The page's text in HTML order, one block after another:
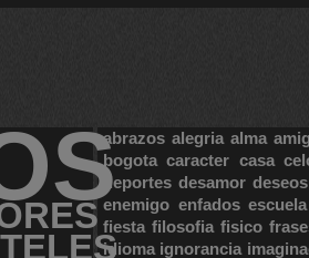
abrazos alegria alma
bogota caracter casa
deportes desamor deseos
enemigo enfados escuela
fiesta filosofia fisico
idioma ignorancia